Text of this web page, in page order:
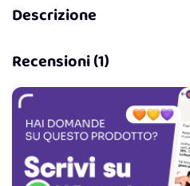
Descrizione
Recensioni (1)